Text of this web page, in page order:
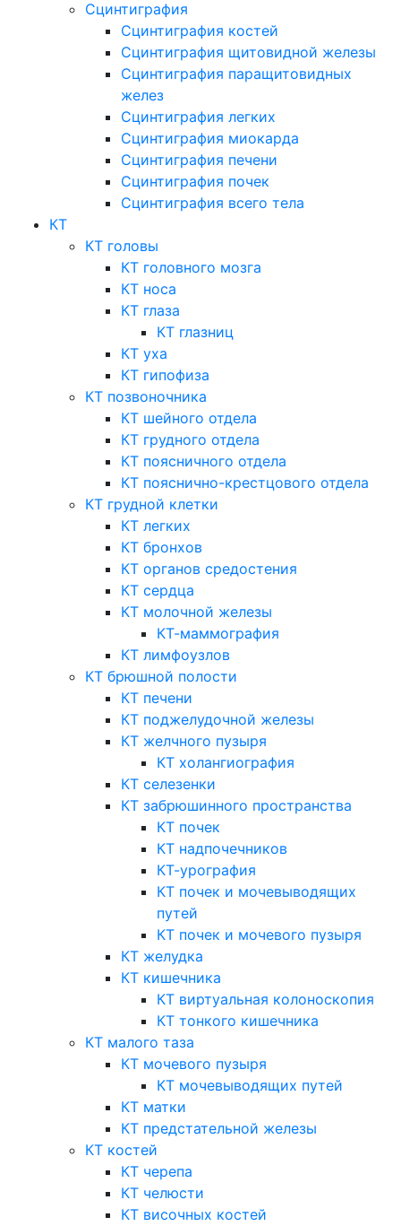
Сцинтиграфия
Сцинтиграфия костей
Сцинтиграфия щитовидной железы
Сцинтиграфия паращитовидных
желез
Сцинтиграфия легких
Сцинтиграфия миокарда
Сцинтиграфия печени
Сцинтиграфия почек
Сцинтиграфия всего тела
КТ
КТ головы
КТ головного мозга
КТ носа
КТ глаза
КТ глазниц
КТ уха
КТ гипофиза
КТ позвоночника
КТ шейного отдела
КТ грудного отдела
КТ поясничного отдела
КТ пояснично-крестцового отдела
КТ грудной клетки
КТ легких
КТ бронхов
КТ органов средостения
КТ сердца
КТ молочной железы
КТ-маммография
КТ лимфоузлов
КТ брюшной полости
КТ печени
КТ поджелудочной железы
КТ желчного пузыря
КТ холангиография
КТ селезенки
КТ забрюшинного пространства
КТ почек
КТ надпочечников
КТ-урография
КТ почек и мочевыводящих
путей
КТ почек и мочевого пузыря
КТ желудка
КТ кишечника
КТ виртуальная колоноскопия
КТ тонкого кишечника
КТ малого таза
КТ мочевого пузыря
КТ мочевыводящих путей
КТ матки
КТ предстательной железы
КТ костей
КТ черепа
КТ челюсти
КТ височных костей